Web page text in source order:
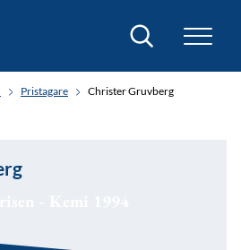
Sök
Pristagare Christer Gruvberg